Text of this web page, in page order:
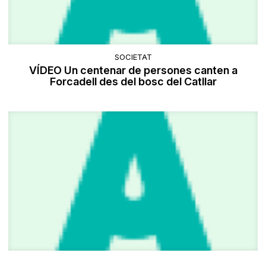
SOCIETAT
VÍDEO Un centenar de persones canten a
Forcadell des del bosc del Catllar